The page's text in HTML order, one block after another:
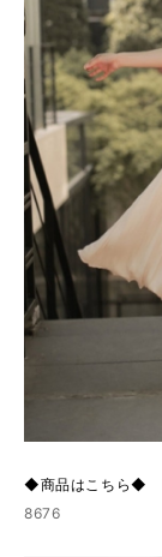
◆商品はこちら◆
8676